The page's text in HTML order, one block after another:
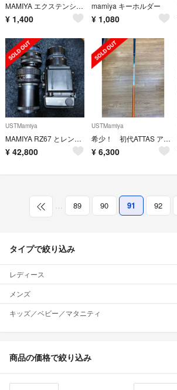
MAMIYA エクステンションリング 45mm 82mm
¥ 1,400
mamiya キーホルダー
¥ 1,080
USTMamiya
MAMIYA RZ67 とレンズ3本 ジャンク品
¥ 42,800
USTMamiya
希少！ 初代ATTAS アッタス USTMamiya タイトリスト用スリーブ付き
¥ 6,300
… 89 90 91 92
タイプで絞り込み
レディース
メンズ
キッズ／ベビー／マタニティ
商品の価格で絞り込み